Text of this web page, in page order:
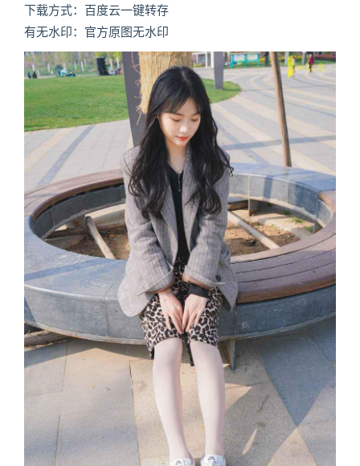
下载方式：百度云一键转存
有无水印：官方原图无水印